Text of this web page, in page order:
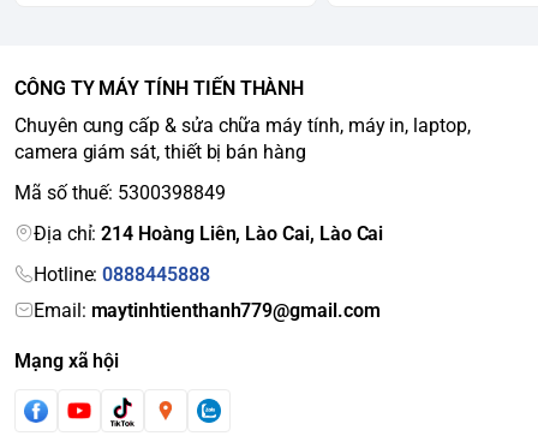
CÔNG TY MÁY TÍNH TIẾN THÀNH
Chuyên cung cấp & sửa chữa máy tính, máy in, laptop,
camera giám sát, thiết bị bán hàng
Mã số thuế: 5300398849
Địa chỉ:214 Hoàng Liên, Lào Cai, Lào Cai
Hotline:0888445888
Email: maytinhtienthanh779@gmail.com
Mạng xã hội